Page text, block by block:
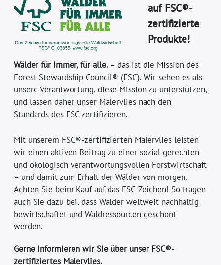
auf FSC®-
zertifizierte
Produkte!
Wälder für immer, für alle. – das ist die Mission des
Forest Stewardship Council® (FSC). Wir sehen es als
unsere Verantwortung, diese Mission zu unterstützen,
und lassen daher unser Malervlies nach den
Standards des FSC zertifizieren.
Mit unserem FSC®-zertifizierten Malervlies leisten
wir einen aktiven Beitrag zu einer sozial gerechten
und ökologisch verantwortungsvollen Forstwirtschaft
– und damit zum Erhalt der Wälder von morgen.
Achten Sie beim Kauf auf das FSC-Zeichen! So tragen
auch Sie dazu bei, dass Wälder weltweit nachhaltig
bewirtschaftet und Waldressourcen geschont
werden.
Gerne informieren wir Sie über unser FSC®-
zertifiziertes Malervlies.